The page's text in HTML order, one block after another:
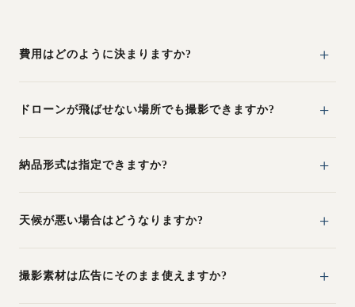
費用はどのように決まりますか?
ドローンが飛ばせない場所でも撮影できますか?
納品形式は指定できますか?
天候が悪い場合はどうなりますか?
撮影素材は広告にそのまま使えますか?